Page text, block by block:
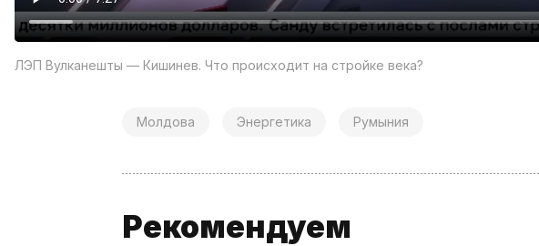
ЛЭП Вулканешты — Кишинев. Что происходит на стройке века?
Молдова Энергетика Румыния
Рекомендуем